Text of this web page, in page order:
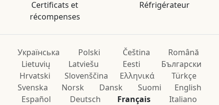
Certificats et
récompenses
Réfrigérateur
Українська Polski Čeština
Română
Lietuvių
Latviešu Eesti
Български
Hrvatski
Slovenščina Ελληνικά
Türkçe
Svenska
Norsk Dansk Suomi
English
Español
Deutsch Français
Italiano